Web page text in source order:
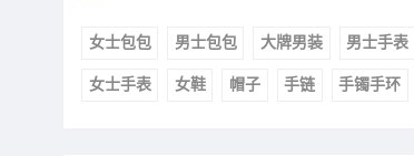
女士包包 男士包包 大牌男装 男士手表
女士手表 女鞋 帽子 手链 手镯手环